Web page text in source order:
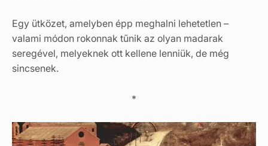
Egy ütközet, amelyben épp meghalni lehetetlen –
valami módon rokonnak tűnik az olyan madarak
seregével, melyeknek ott kellene lenniük, de még
sincsenek.
*